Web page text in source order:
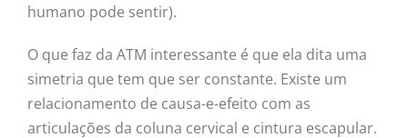
humano pode sentir).
O que faz da ATM interessante é que ela dita uma
simetria que tem que ser constante. Existe um
relacionamento de causa-e-efeito com as
articulações da coluna cervical e cintura escapular.